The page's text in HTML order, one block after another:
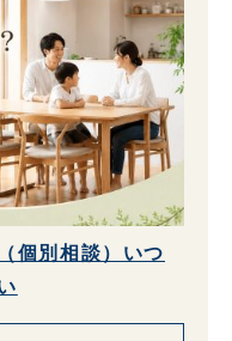
個別相談）いつ